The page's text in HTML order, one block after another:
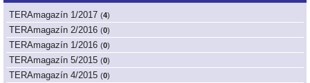
TERAmagazín 1/2017 (4)
TERAmagazín 2/2016 (0)
TERAmagazín 1/2016 (0)
TERAmagazín 5/2015 (0)
TERAmagazín 4/2015 (0)